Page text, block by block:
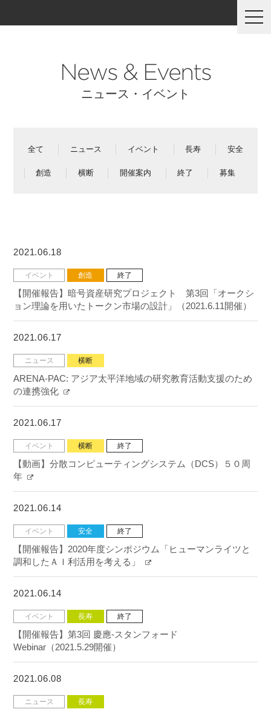
News & Events
ニュース・イベント
全て ニュース イベント 長寿 安全
創造 横断 開催案内 終了 募集
2021.06.18
イベント 創造 終了
【開催報告】暗号資産研究プロジェクト 第3回「オークシ
ョン理論を用いたトークン市場の設計」（2021.6.11開催）
2021.06.17
ニュース 横断
ARENA-PAC: アジア太平洋地域の研究教育活動支援のため
の連携強化
2021.06.17
イベント 横断 終了
【動画】分散コンピューティングシステム（DCS）５０周
年
2021.06.14
イベント 安全 終了
【開催報告】2020年度シンポジウム「ヒューマンライツと
調和したＡＩ利活用を考える」
2021.06.14
イベント 長寿 終了
【開催報告】第3回 慶應-スタンフォード
Webinar（2021.5.29開催）
2021.06.08
ニュース 長寿